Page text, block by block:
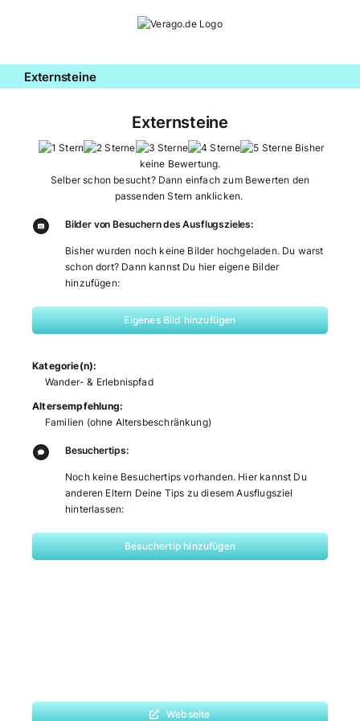
Externsteine
Externsteine
Bisher
keine Bewertung.
Selber schon besucht? Dann einfach zum Bewerten den
passenden Stern anklicken.
Bilder von Besuchern des Ausflugszieles:
Bisher wurden noch keine Bilder hochgeladen. Du warst
schon dort? Dann kannst Du hier eigene Bilder
hinzufügen:
Eigenes Bild hinzufügen
Kategorie(n):
Wander- & Erlebnispfad
Altersempfehlung:
Familien (ohne Altersbeschränkung)
Besuchertips:
Noch keine Besuchertips vorhanden. Hier kannst Du
anderen Eltern Deine Tips zu diesem Ausflugsziel
hinterlassen:
Besuchertip hinzufügen
Webseite